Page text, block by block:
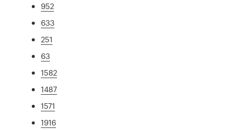
952
633
251
63
1582
1487
1571
1916